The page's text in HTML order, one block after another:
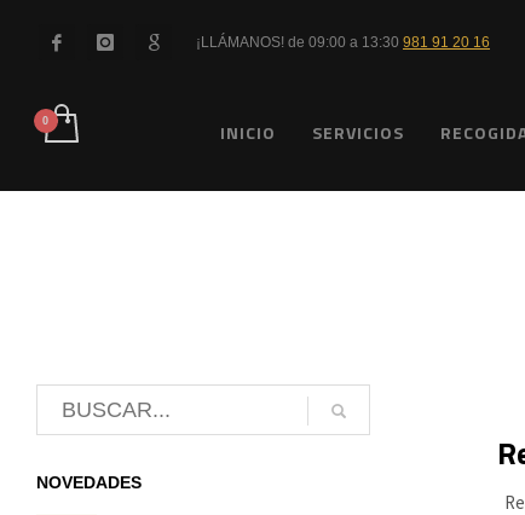
¡LLÁMANOS! de 09:00 a 13:30 981 91 20 16
INICIO SERVICIOS
NOVEDADES